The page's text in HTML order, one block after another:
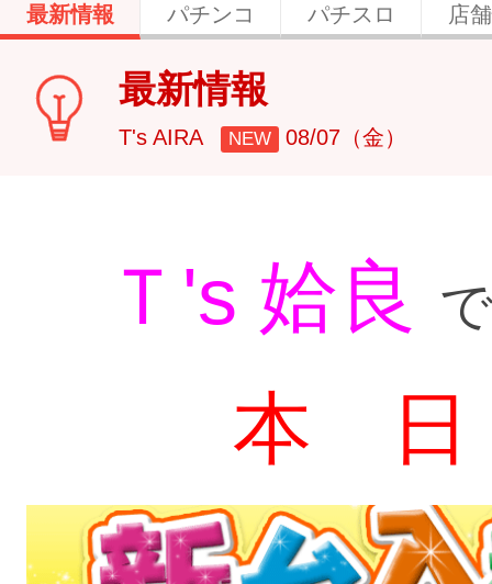
最新情報 パチンコ パチスロ 店
最新情報
T's AIRA NEW 08/07（金）
Ｔ's 姶良
本 日